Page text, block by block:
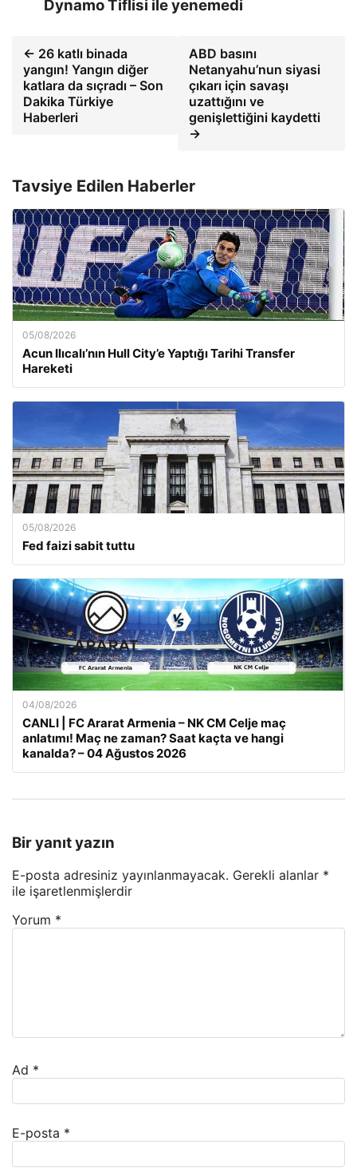
Dynamo Tiflisi ile yenemedi
← 26 katlı binada
yangın! Yangın diğer
katlara da sıçradı – Son
Dakika Türkiye
Haberleri
ABD basını
Netanyahu’nun siyasi
çıkarı için savaşı
uzattığını ve
genişlettiğini kaydetti
→
Tavsiye Edilen Haberler
05/08/2026
Acun Ilıcalı’nın Hull City’e Yaptığı Tarihi Transfer
Hareketi
05/08/2026
Fed faizi sabit tuttu
04/08/2026
CANLI | FC Ararat Armenia – NK CM Celje maç
anlatımı! Maç ne zaman? Saat kaçta ve hangi
kanalda? – 04 Ağustos 2026
Bir yanıt yazın
E-posta adresiniz yayınlanmayacak. Gerekli alanlar *
ile işaretlenmişlerdir
Yorum *
Ad *
E-posta *